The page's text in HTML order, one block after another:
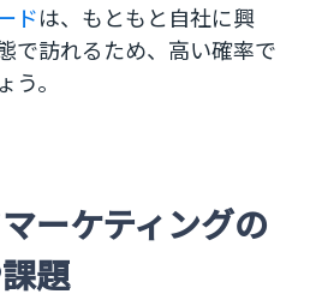
ドは、もともと自社に興
で訪れるため、高い確率で
。
ーケティングの
題